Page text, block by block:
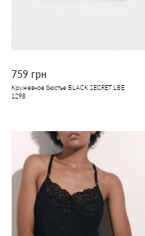
759 грн
Кружевное бюстье BLACK SECRET LBE
1298